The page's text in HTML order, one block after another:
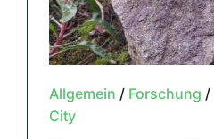
Allgemein / Forschung /
City